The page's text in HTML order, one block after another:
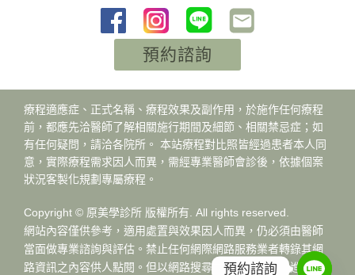
預約諮詢
療程適應症、正式名稱、療程效果及副作用，於施作任何療程
前，都應先洽醫師了解相關施行期間及細節、相關禁忌症；如
有任何疑問，請洽各院所。 本站療程對比照皆經過患者本人同
意，實際療程需求因人而異，需經專業醫師會診後，依據個案
狀況客製化規劃專屬療程。
Copyright © 原美學診所 版權所有. All rights reserved.
網站內容僅供參考，適用處置與效果因人而異，仍必須由醫師
當面做專業諮詢與評估。禁止任何網際網路服務業者轉錄其網
路資訊之內容供人點閱。但以網路搜尋或超連結方式，進入醫
預約諮詢